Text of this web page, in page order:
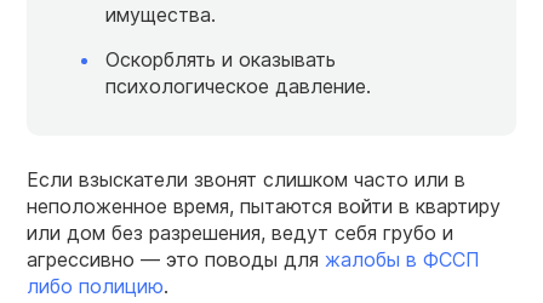
имущества.
Оскорблять и оказывать
психологическое давление.
Если взыскатели звонят слишком часто или в
неположенное время, пытаются войти в квартиру
или дом без разрешения, ведут себя грубо и
агрессивно — это поводы для жалобы в ФССП
либо полицию.